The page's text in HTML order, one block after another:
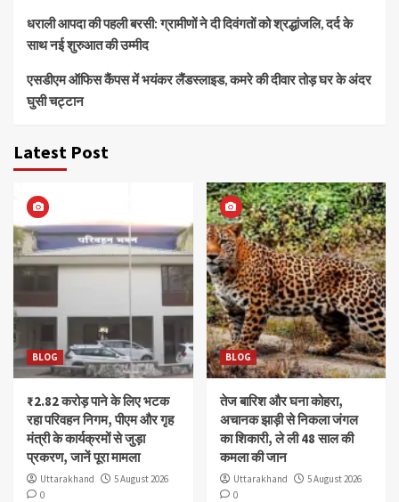
धराली आपदा की पहली बरसी: ग्रामीणों ने दी दिवंगतों को श्रद्धांजलि, दर्द के
साथ नई शुरुआत की उम्मीद
एसडीएम ऑफिस कैंपस में भयंकर लैंडस्लाइड, कमरे की दीवार तोड़ घर के अंदर
घुसी चट्टान
Latest Post
BLOG
₹2.82 करोड़ पाने के लिए भटक
रहा परिवहन निगम, पीएम और गृह
मंत्री के कार्यक्रमों से जुड़ा
प्रकरण, जानें पूरा मामला
Uttarakhand
5 August 2026
0
BLOG
तेज बारिश और घना कोहरा,
अचानक झाड़ी से निकला जंगल
का शिकारी, ले ली 48 साल की
कमला की जान
Uttarakhand
5 August 2026
0